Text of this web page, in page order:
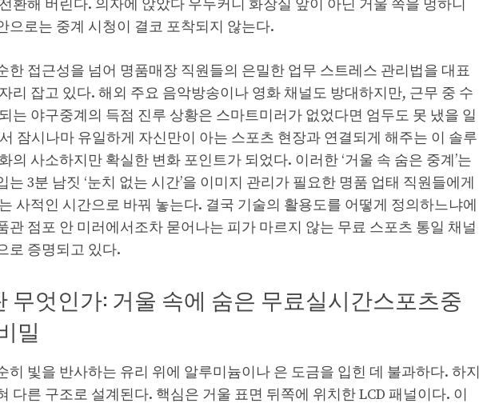
환해 버린다. 의자에 앉았다 우두커니 화장실 앞이 아닌 거울 쪽을 멍하니
으로는 중계 시청이 결코 포착되지 않는다.
한 접근성을 넘어 명품매장 직원들의 은밀한 업무 스트레스 관리법을 대표
리 잡고 있다. 해외 주요 음악방송이나 영화 채널도 방대하지만, 근무 중 수
는 야구중계의 득점 진루 상황은 스마트미러가 없었다면 엄두도 못 냈을 일
잠시나마 유일하게 자신만이 아는 스포츠 현장과 연결되게 해주는 이 솔루
의 사소하지만 확실한 변화 포인트가 되었다. 이러한 ‘거울 속 숨은 중계’는
는 3분 남짓 ‘눈치 없는 시간’을 이미지 관리가 필요한 명품 업태 직원들에게
사적인 시간으로 바꿔 놓는다. 결국 기술의 활용도를 어떻게 정의하느냐에
관 점포 안 미러에서조차 묻어나는 피가 마르지 않는 무료 스포츠 통일 채널
로 증명되고 있다.
무엇인가: 거울 속에 숨은 무료실시간스포츠중
밀
히 빛을 반사하는 유리 위에 알루미늄이나 은 도금을 입힌 데 불과하다. 하지
다른 구조로 설계된다. 핵심은 거울 표면 뒤쪽에 위치한 LCD 패널이다. 이